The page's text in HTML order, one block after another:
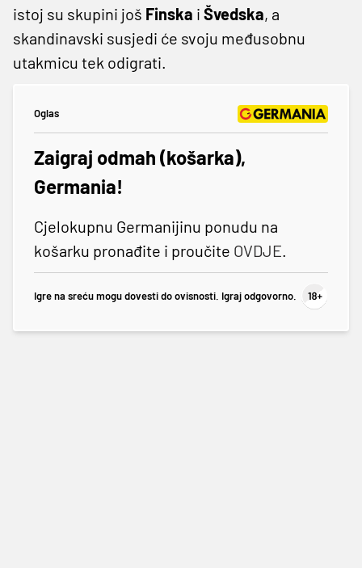
istoj su skupini još Finska i Švedska, a
skandinavski susjedi će svoju međusobnu
utakmicu tek odigrati.
Oglas
Zaigraj odmah (košarka),
Germania!
Cjelokupnu Germanijinu ponudu na
košarku pronađite i proučite OVDJE.
Igre na sreću mogu dovesti do ovisnosti. Igraj odgovorno.